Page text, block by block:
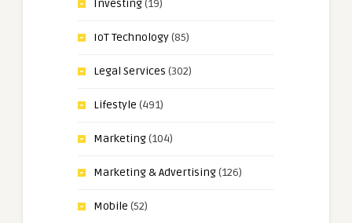
Investing(19)
IoT Technology(85)
Legal Services (302)
Lifestyle (491)
Marketing(104)
Marketing & Advertising(126)
Mobile (52)